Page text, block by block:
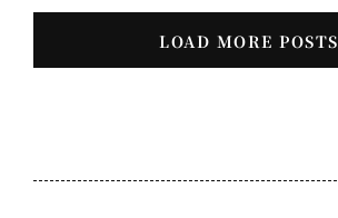
LOAD MORE POSTS